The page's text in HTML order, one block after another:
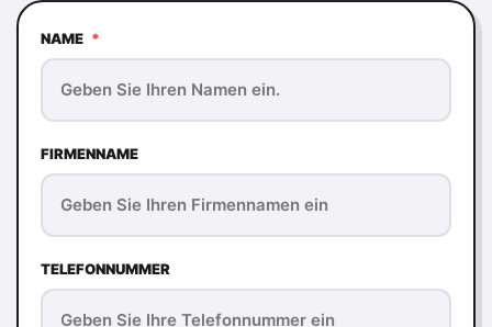
NAME *
FIRMENNAME
TELEFONNUMMER